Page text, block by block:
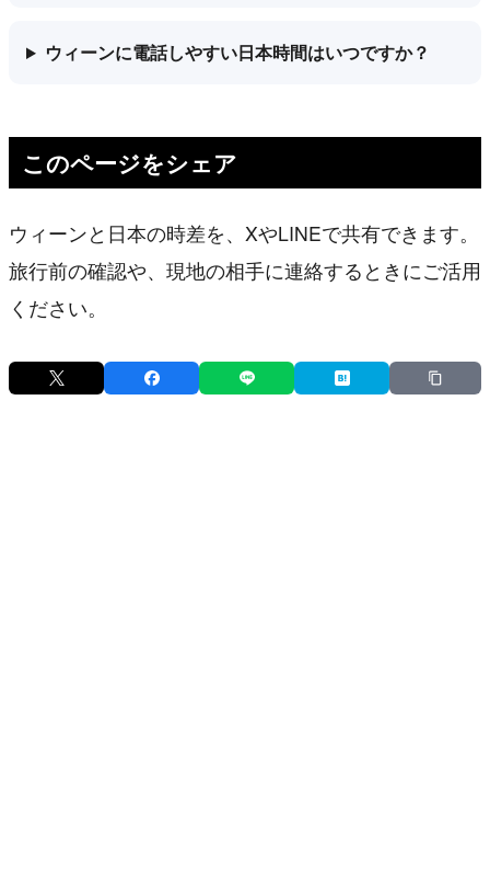
ウィーンに電話しやすい日本時間はいつですか？
このページをシェア
ウィーンと日本の時差を、XやLINEで共有できます。
旅行前の確認や、現地の相手に連絡するときにご活用
ください。